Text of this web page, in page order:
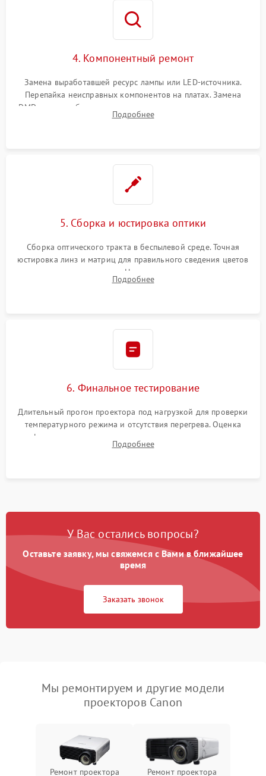
4. Компонентный ремонт
Замена выработавшей ресурс лампы или LED-источника.
Перепайка неисправных компонентов на платах. Замена
DMD-чипа при битых пикселях, установка нового цветового
колеса или восстановление сгоревших поляризационных
Подробнее
5. Сборка и юстировка оптики
Сборка оптического тракта в беспылевой среде. Точная
юстировка линз и матриц для правильного сведения цветов
и устранения размытия. Надежное подключение всех
шлейфов, установка датчиков и закрытие корпуса
Подробнее
6. Финальное тестирование
Длительный прогон проектора под нагрузкой для проверки
температурного режима и отсутствия перегрева. Оценка
фокуса, контрастности и цветопередачи на тестовых
таблицах. Проверка работы всех видеовходов и кнопок
Подробнее
У Вас остались вопросы?
Оставьте заявку, мы свяжемся с Вами в ближайшее
время
Заказать звонок
Мы ремонтируем и другие модели
проекторов Canon
Ремонт проектора
Ремонт проектора